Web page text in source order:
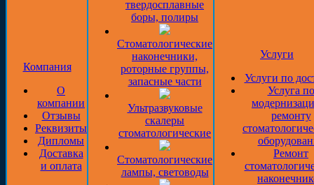
Компания
О
компании
Отзывы
Реквизиты
Дипломы
Доставка
и оплата
твердосплавные
боры, полиры
Стоматологические
наконечники,
роторные группы,
запасные части
Ультразвуковые
скалеры
стоматологические
Стоматологические
лампы, световоды
Услуги
Услуги по
Услуга по
ремонту
Ремонт